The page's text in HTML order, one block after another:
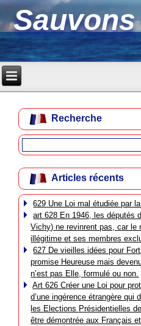
Recherche
Articles récents
629 Une Loi mal étudiée par
art 628 En 1946, les députés
Vichy) ne revinrent pas, car le
illégitime et ses membres
627 De vieilles idées pour
promise Heureuse mais
n’est pas Elle, formulé ou non.
Art 626 Créer une Loi pour
d’une ingérence étrangère qui
les Elections Présidentielles
être démontrée aux Français